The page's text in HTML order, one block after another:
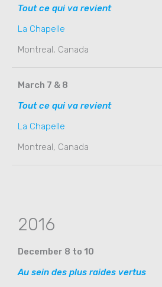
Tout ce qui va revient
La Chapelle
Montreal, Canada
March 7 & 8
Tout ce qui va revient
La Chapelle
Montreal, Canada
2016
December 8 to 10
Au sein des plus raides vertus